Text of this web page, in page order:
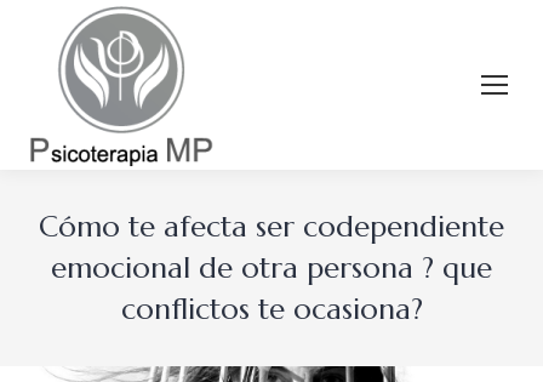
Cómo te afecta ser codependiente
emocional de otra persona ? que
conflictos te ocasiona?